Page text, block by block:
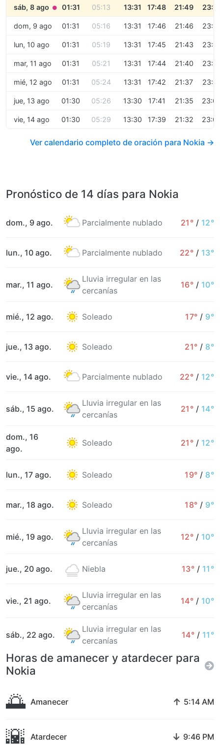
sáb, 8 ago ● 01:31 05:13 13:31 17:48 21:49
dom, 9 ago 01:31 05:16 13:31 17:46 21:46
lun, 10 ago 01:31 05:19 13:31 17:45 21:43
mar, 11 ago 01:31 05:21 13:31 17:44 21:40
mié, 12 ago 01:31 05:24 13:31 17:42 21:37
jue, 13 ago 01:30 05:26 13:30 17:41 21:35
vie, 14 ago 01:30 05:29 13:30 17:39 21:32
Ver calendario completo de oración para Nokia →
Pronóstico de 14 días para Nokia
dom., 9 ago. Parcialmente nublado 21° / 12°
lun., 10 ago. Parcialmente nublado 22° / 13°
mar., 11 ago.
Lluvia irregular en las
cercanías
16° / 10°
mié., 12 ago. Soleado 17° / 9°
jue., 13 ago. Soleado 21° / 8°
vie., 14 ago. Parcialmente nublado 22° / 12°
sáb., 15 ago.
Lluvia irregular en las
cercanías
21° / 14°
dom., 16
ago.
Soleado 21° / 12°
lun., 17 ago. Soleado 19° / 8°
mar., 18 ago. Soleado 18° / 9°
mié., 19 ago.
Lluvia irregular en las
cercanías
12° / 10°
jue., 20 ago. Niebla 13° / 11°
vie., 21 ago.
Lluvia irregular en las
cercanías
14° / 10°
sáb., 22 ago.
Lluvia irregular en las
cercanías
14° / 11°
Horas de amanecer y atardecer para
Nokia
🌅 Amanecer ↑ 5:14 AM
🌇 Atardecer ↓ 9:46 PM